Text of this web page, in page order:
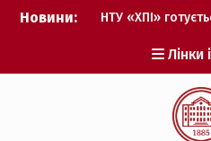
Перейти
Новини:
НТУ «ХПІ»
Музичні таланти
запрошуються на
Всеукраїнський
фестиваль
рута – 2027»
Лінки